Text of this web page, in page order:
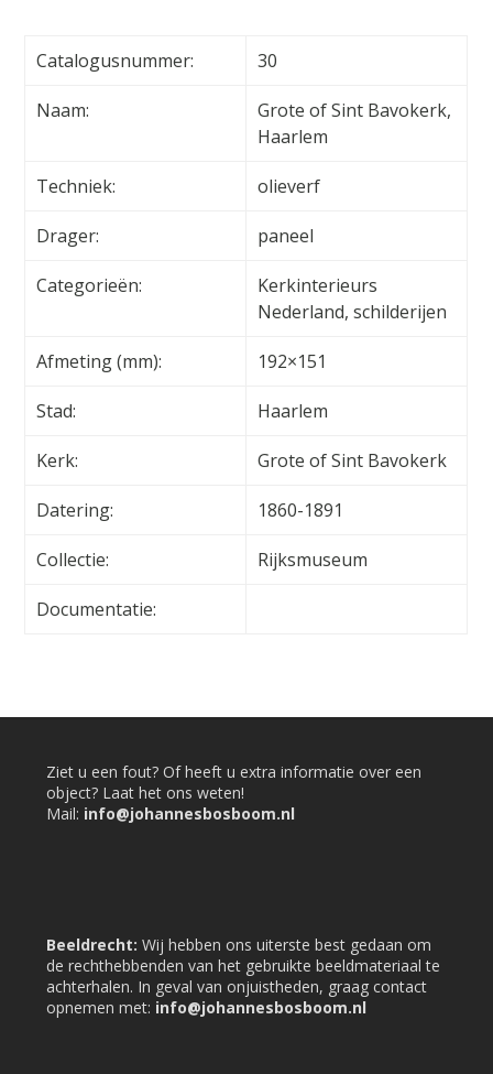
Catalogusnummer: 30
Naam:
Grote of Sint Bavokerk,
Haarlem
Techniek: olieverf
Drager: paneel
Categorieën:
Kerkinterieurs
Nederland, schilderijen
Afmeting (mm): 192×151
Stad: Haarlem
Kerk: Grote of Sint Bavokerk
Datering: 1860-1891
Collectie: Rijksmuseum
Documentatie:
Ziet u een fout? Of heeft u extra informatie over een
object? Laat het ons weten!
Mail: info@johannesbosboom.nl
Beeldrecht: Wij hebben ons uiterste best gedaan om
de rechthebbenden van het gebruikte beeldmateriaal te
achterhalen. In geval van onjuistheden, graag contact
opnemen met: info@johannesbosboom.nl